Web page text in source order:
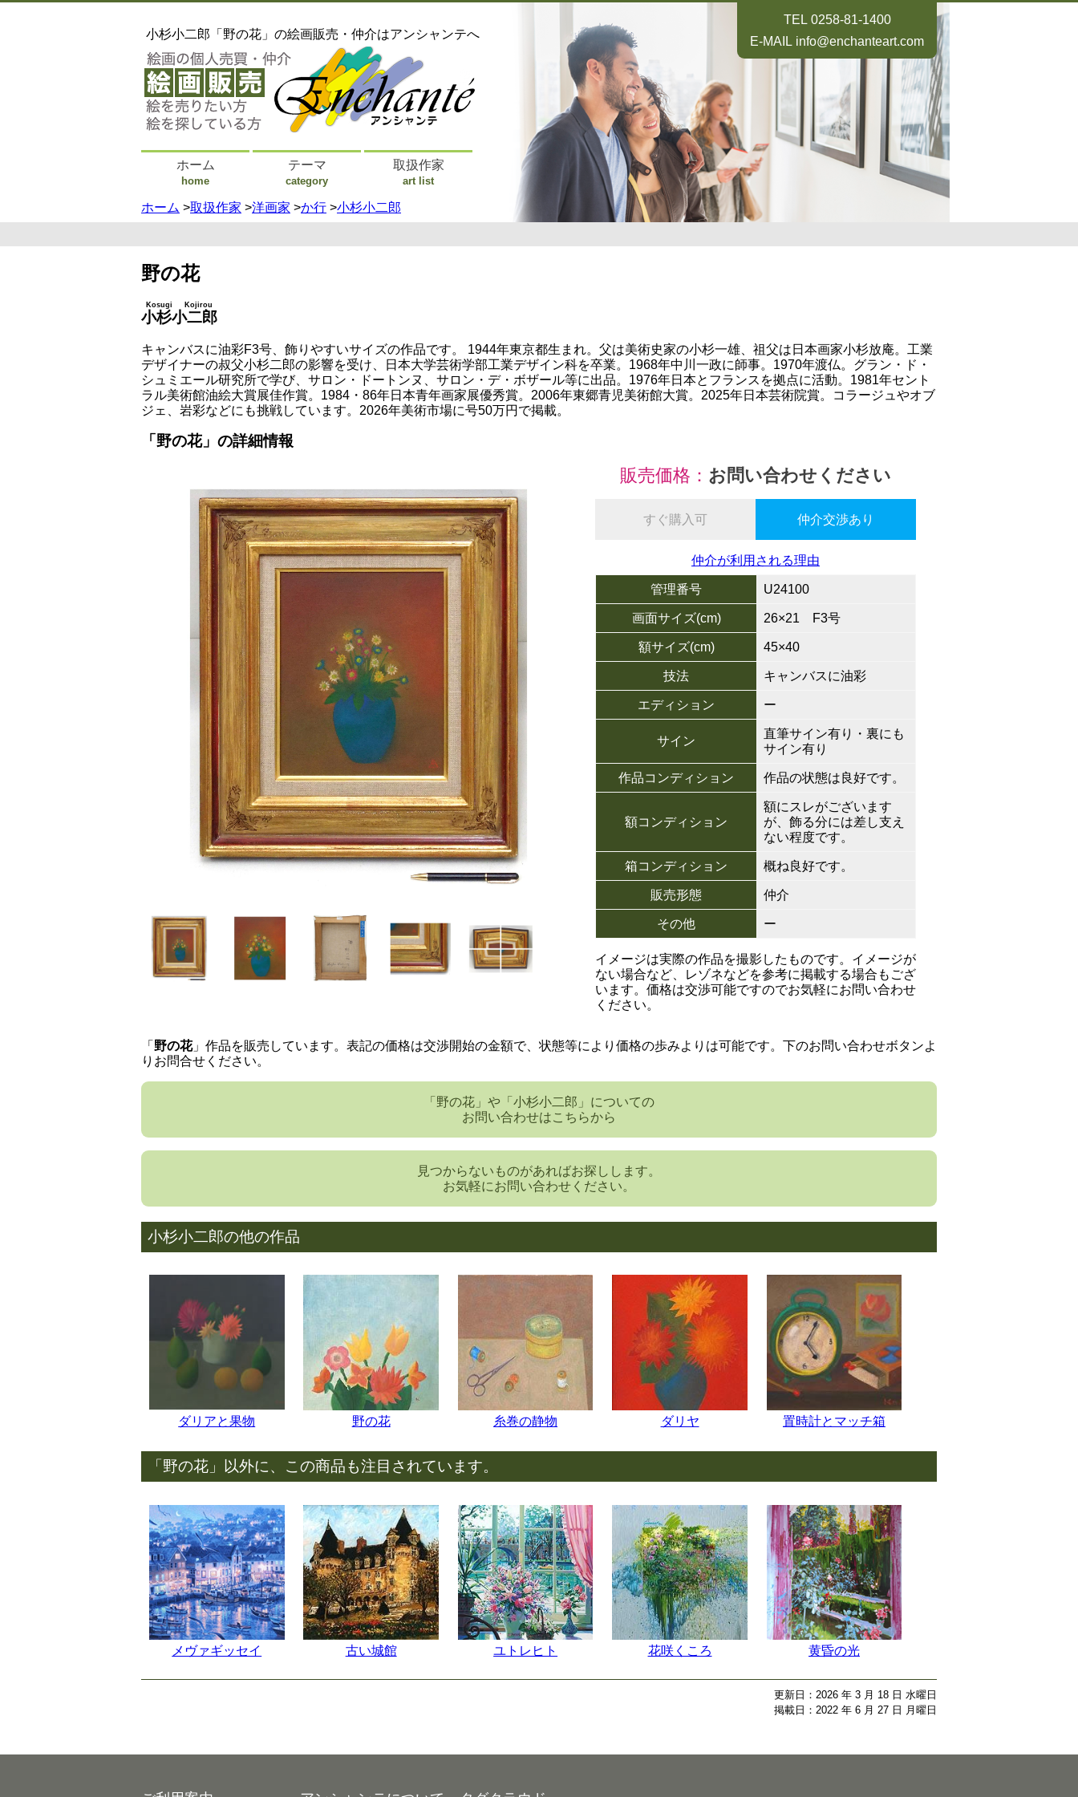
TEL 0258-81-1400
E-MAIL info@enchanteart.com
小杉小二郎「野の花」の絵画販売・仲介はアンシャンテへ
ホーム
home
テーマ
category
取扱作家
art list
ホーム >取扱作家 >洋画家 >か行 >小杉小二郎
野の花
小杉小二郎
Kosugi Kojirou
キャンバスに油彩F3号、飾りやすいサイズの作品です。 1944年東京都生まれ。父は美術史家の小杉一雄、祖父は日本画家小杉放庵。工業
デザイナーの叔父小杉二郎の影響を受け、日本大学芸術学部工業デザイン科を卒業。1968年中川一政に師事。1970年渡仏。グラン・ド・
シュミエール研究所で学び、サロン・ドートンヌ、サロン・デ・ボザール等に出品。1976年日本とフランスを拠点に活動。1981年セント
ラル美術館油絵大賞展佳作賞。1984・86年日本青年画家展優秀賞。2006年東郷青児美術館大賞。2025年日本芸術院賞。コラージュやオブ
ジェ、岩彩などにも挑戦しています。2026年美術市場に号50万円で掲載。
「野の花」の詳細情報
販売価格： お問い合わせください
すぐ購入可 仲介交渉あり
仲介が利用される理由
管理番号 U24100
画面サイズ(cm) 26×21 F3号
額サイズ(cm) 45×40
技法 キャンバスに油彩
エディション ー
サイン
直筆サイン有り・裏にも
サイン有り
作品コンディション 作品の状態は良好です。
額コンディション
額にスレがございます
が、飾る分には差し支え
ない程度です。
箱コンディション 概ね良好です。
販売形態 仲介
その他 ー
イメージは実際の作品を撮影したものです。イメージが
ない場合など、レゾネなどを参考に掲載する場合もござ
います。価格は交渉可能ですのでお気軽にお問い合わせ
ください。
「 野の花」作品を販売しています。表記の価格は交渉開始の金額で、状態等により価格の歩みよりは可能です。下のお問い合わせボタンよ
りお問合せください。
「野の花」や「小杉小二郎」についての
お問い合わせはこちらから
見つからないものがあればお探しします。
お気軽にお問い合わせください。
小杉小二郎の他の作品
ダリアと果物 野の花 糸巻の静物 ダリヤ 置時計とマッチ箱
「野の花」以外に、この商品も注目されています。
メヴァギッセイ 古い城館 ユトレヒト 花咲くころ 黄昏の光
更新日：2026 年 3 月 18 日 水曜日
掲載日：2022 年 6 月 27 日 月曜日